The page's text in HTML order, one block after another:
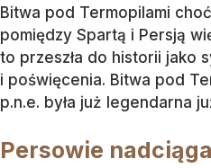
Bitwa pod Termopilami
pomiędzy Spartą i Persją
to przeszła do historii jako
i poświęcenia. Bitwa pod
p.n.e. była już legendarna
Persowie